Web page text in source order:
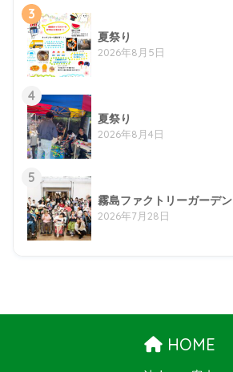
3
夏祭り
2026年8月5日
4
夏祭り
2026年8月4日
5
霧島ファクトリーガーデン
2026年7月28日
HOME